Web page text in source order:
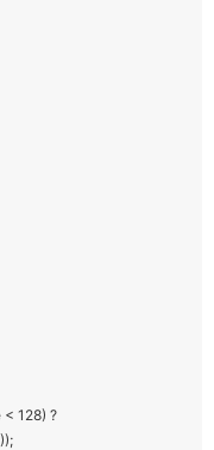
128) ?